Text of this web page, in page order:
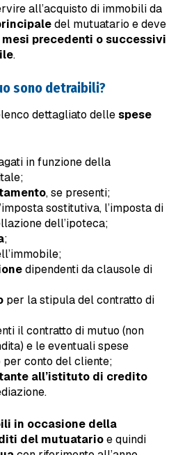
all’acquisto di immobili da
del mutuatario e deve
precedenti o successivi
.
sono detraibili?
dettagliato dellespese
in funzione della
, se presenti;
sostitutiva, l’imposta di
dell’ipoteca;
;
dipendenti da clausole di
per la stipula del contratto di
il contratto di mutuo (non
e le eventuali spese
conto del cliente;
all’istituto di credito
in occasione della
del mutuatarioe quindi